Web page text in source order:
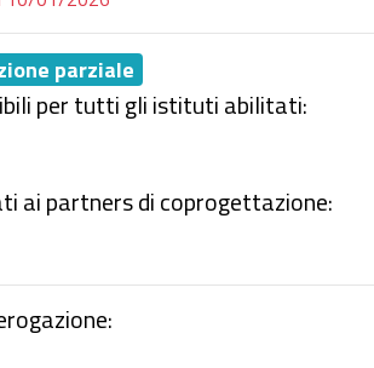
parziale
per tutti gli istituti abilitati:
ai partners di coprogettazione: